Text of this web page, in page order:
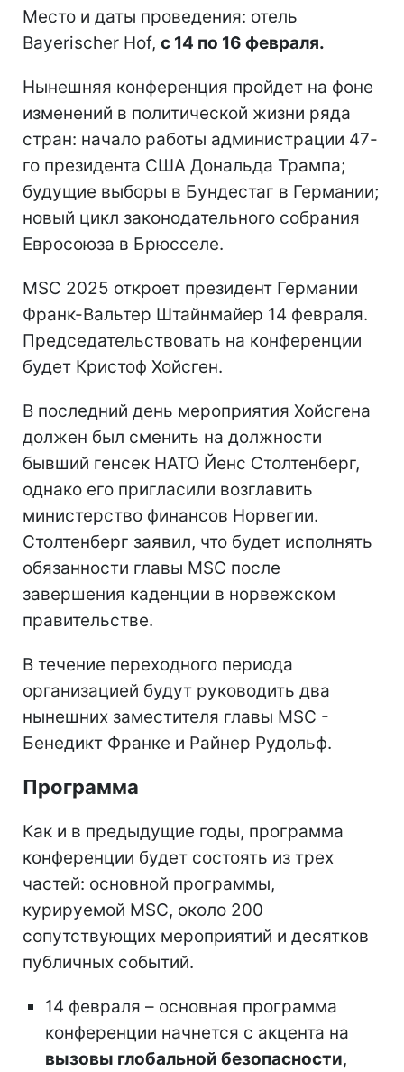
Место и даты проведения: отель
Bayerischer Hof, с 14 по 16 февраля.
Нынешняя конференция пройдет на фоне
изменений в политической жизни ряда
стран: начало работы администрации 47-
го президента США Дональда Трампа;
будущие выборы в Бундестаг в Германии;
новый цикл законодательного собрания
Евросоюза в Брюсселе.
MSC 2025 откроет президент Германии
Франк-Вальтер Штайнмайер 14 февраля.
Председательствовать на конференции
будет Кристоф Хойсген.
В последний день мероприятия Хойсгена
должен был сменить на должности
бывший генсек НАТО Йенс Столтенберг,
однако его пригласили возглавить
министерство финансов Норвегии.
Столтенберг заявил, что будет исполнять
обязанности главы MSC после
завершения каденции в норвежском
правительстве.
В течение переходного периода
организацией будут руководить два
нынешних заместителя главы MSC -
Бенедикт Франке и Райнер Рудольф.
Программа
Как и в предыдущие годы, программа
конференции будет состоять из трех
частей: основной программы,
курируемой MSC, около 200
сопутствующих мероприятий и десятков
публичных событий.
14 февраля – основная программа
конференции начнется с акцента на
вызовы глобальной безопасности,